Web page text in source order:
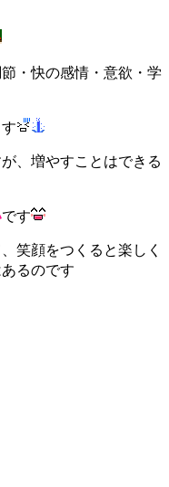
・快の感情・意欲・学
、増やすことはできる
です
笑顔をつくると楽しく
るのです